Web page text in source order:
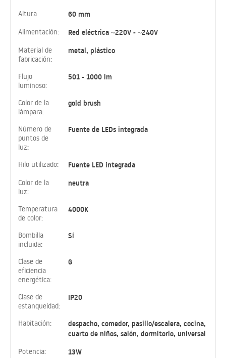
Altura 60 mm
Alimentación: Red eléctrica ~220V - ~240V
Material de
fabricación:
metal, plástico
Flujo
luminoso:
501 - 1000 lm
Color de la
lámpara:
gold brush
Número de
puntos de
luz:
Fuente de LEDs integrada
Hilo utilizado: Fuente LED integrada
Color de la
luz:
neutra
Temperatura
de color:
4000K
Bombilla
incluida:
Sí
Clase de
eficiencia
energética:
G
Clase de
estanqueidad:
IP20
Habitación:
despacho, comedor, pasillo/escalera, cocina,
cuarto de niños, salón, dormitorio, universal
Potencia: 13W